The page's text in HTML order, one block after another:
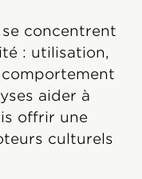
concentrent
: utilisation,
aider à
offrir une
culturels